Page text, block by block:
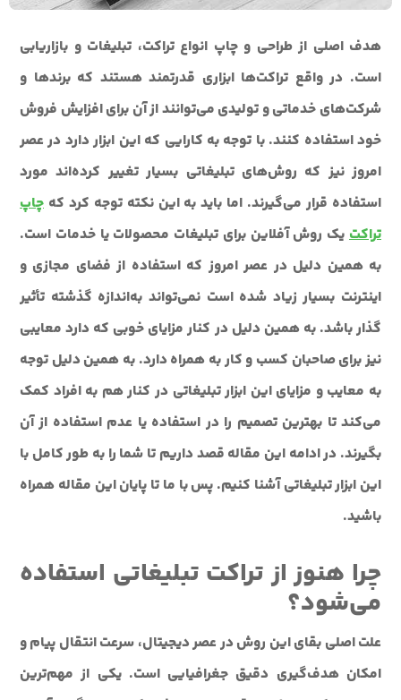
هدف اصلی از طراحی و چاپ انواع تراکت، تبلیغات و بازاریابی
است. در واقع تراکت‌ها ابزاری قدرتمند هستند که برندها و
شرکت‌های خدماتی و تولیدی می‌توانند از آن برای افزایش فروش
خود استفاده کنند. با توجه به کارایی که این ابزار دارد در عصر
امروز نیز که روش‌های تبلیغاتی بسیار تغییر کرده‌اند مورد
استفاده قرار می‌گیرند. اما باید به این نکته توجه کرد که چاپ
تراکت یک روش آفلاین برای تبلیغات محصولات یا خدمات است.
به همین دلیل در عصر امروز که استفاده از فضای مجازی و
اینترنت بسیار زیاد شده است نمی‌تواند به‌اندازه گذشته تأثیر
گذار باشد. به همین دلیل در کنار مزایای خوبی که دارد معایبی
نیز برای صاحبان کسب و کار به همراه دارد. به همین دلیل توجه
به معایب و مزایای این ابزار تبلیغاتی در کنار هم به افراد کمک
می‌کند تا بهترین تصمیم را در استفاده یا عدم استفاده از آن
بگیرند. در ادامه این مقاله قصد داریم تا شما را به طور کامل با
این ابزار تبلیغاتی آشنا کنیم. پس با ما تا پایان این مقاله همراه
باشید.
چرا هنوز از تراکت تبلیغاتی استفاده
می‌شود؟
علت اصلی بقای این روش در عصر دیجیتال، سرعت انتقال پیام و
امکان هدف‌گیری دقیق جغرافیایی است. یکی از مهم‌ترین